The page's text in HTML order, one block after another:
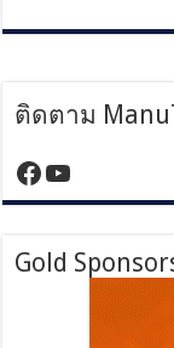
ติดตาม
https://
YouTube
Gold